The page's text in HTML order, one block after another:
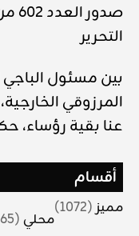
التحرير
بين مسئول الباجي
المرزوقي
عنا بقية رؤساء،
أقسام
مميز(1072)
محلي (665)